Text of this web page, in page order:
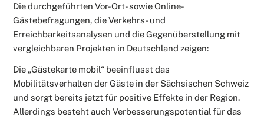
Die durchgeführten Vor-Ort- sowie Online-
Gästebefragungen, die Verkehrs- und
Erreichbarkeitsanalysen und die Gegenüberstellung mit
vergleichbaren Projekten in Deutschland zeigen:
Die „Gästekarte mobil“ beeinflusst das
Mobilitätsverhalten der Gäste in der Sächsischen Schweiz
und sorgt bereits jetzt für positive Effekte in der Region.
Allerdings besteht auch Verbesserungspotential für das